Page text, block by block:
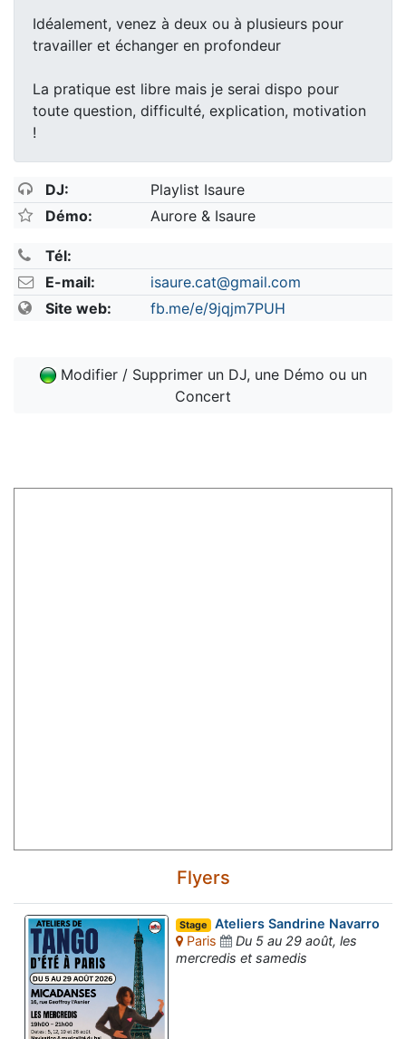
Idéalement, venez à deux ou à plusieurs pour
travailler et échanger en profondeur
La pratique est libre mais je serai dispo pour
toute question, difficulté, explication, motivation
!
DJ:
Playlist Isaure
Démo:
Aurore & Isaure
Tél:
E-mail:
isaure.cat@gmail.com
Site web:
fb.me/e/9jqjm7PUH
Modifier / Supprimer un DJ, une Démo ou un
Concert
Flyers
Stage Ateliers Sandrine Navarro
Paris
Du 5 au 29 août, les
mercredis et samedis